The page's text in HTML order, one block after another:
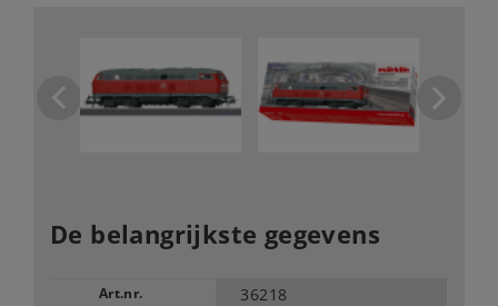
De belangrijkste gegevens
Art.nr. 36218